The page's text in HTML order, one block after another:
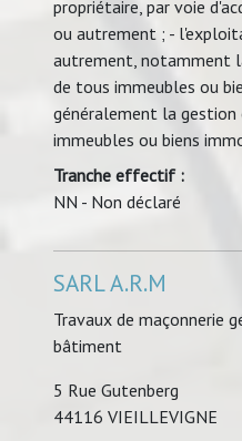
propriétaire, par voie
ou autrement ; -
autrement, notamment
de tous immeubles ou
généralement la
immeubles ou biens
Tranche effectif :
NN - Non déclaré
SARL A.R.M
Travaux de maçonnerie
bâtiment
5 Rue Gutenberg
44116 VIEILLEVIGNE